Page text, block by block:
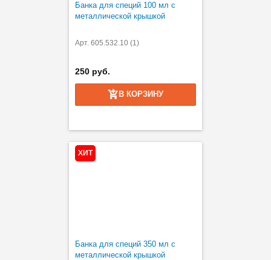
Банка для специй 100 мл с
металлической крышкой
Арт. 605.532.10 (1)
250 руб.
В КОРЗИНУ
ХИТ
Банка для специй 350 мл с
металлической крышкой